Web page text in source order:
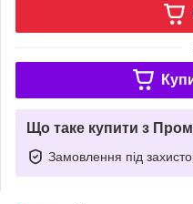
Що таке купити з
Замовлення під